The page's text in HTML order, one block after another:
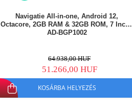
Navigatie All-in-one, Android 12,
Octacore, 2GB RAM & 32GB ROM, 7 Inch -
AD-BGP1002
64.938,00 HUF
51.266,00 HUF
KOSÁRBA HELYEZÉS